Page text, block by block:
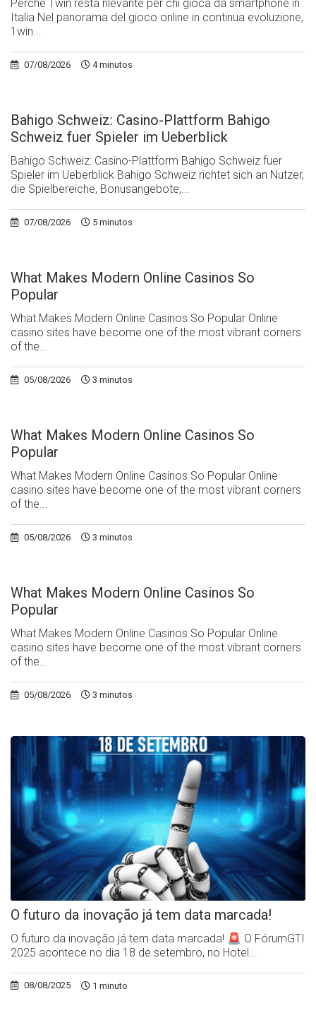
Perche 1win resta rilevante per chi gioca da smartphone in
Italia Nel panorama del gioco online in continua evoluzione,
1win...
07/08/2026 4 minutos
Bahigo Schweiz: Casino-Plattform Bahigo
Schweiz fuer Spieler im Ueberblick
Bahigo Schweiz: Casino-Plattform Bahigo Schweiz fuer
Spieler im Ueberblick Bahigo Schweiz richtet sich an Nutzer,
die Spielbereiche, Bonusangebote,...
07/08/2026 5 minutos
What Makes Modern Online Casinos So
Popular
What Makes Modern Online Casinos So Popular Online
casino sites have become one of the most vibrant corners
of the...
05/08/2026 3 minutos
What Makes Modern Online Casinos So
Popular
What Makes Modern Online Casinos So Popular Online
casino sites have become one of the most vibrant corners
of the...
05/08/2026 3 minutos
What Makes Modern Online Casinos So
Popular
What Makes Modern Online Casinos So Popular Online
casino sites have become one of the most vibrant corners
of the...
05/08/2026 3 minutos
O futuro da inovação já tem data marcada!
O futuro da inovação já tem data marcada! 🚨 O FórumGTI
2025 acontece no dia 18 de setembro, no Hotel...
08/08/2025 1 minuto